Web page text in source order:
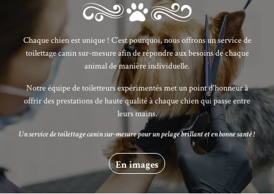
Chaque chien est unique ! C’est pourquoi, nous offrons un service de
toilettage canin sur-mesure afin de répondre aux besoins de chaque
animal de manière individuelle.
Notre équipe de toiletteurs expérimentés met un point d'honneur à
offrir des prestations de haute qualité à chaque chien qui passe entre
leurs mains.
Un service de toilettage canin sur-mesure pour un pelage brillant et en bonne santé !
En images